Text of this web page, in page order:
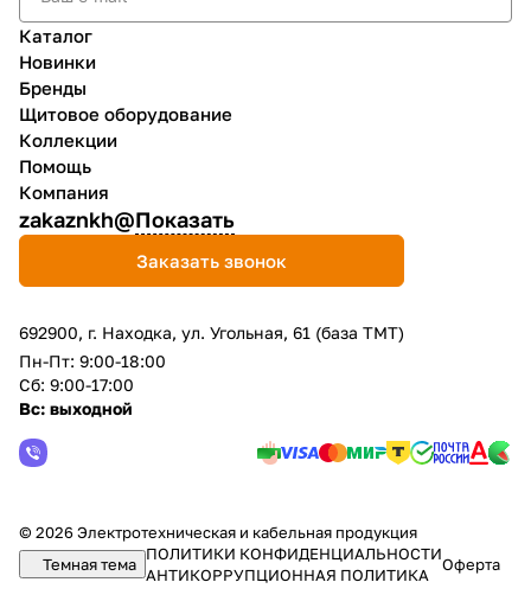
Каталог
Новинки
Бренды
Щитовое оборудование
Коллекции
Помощь
Компания
zakaznkh@Показать
Заказать звонок
692900, г. Находка, ул. Угольная, 61 (база ТМТ)
Пн-Пт: 9:00-18:00
Сб: 9:00-17:00
Вс: выходной
© 2026 Электротехническая и кабельная продукция
Темная тема
ПОЛИТИКИ КОНФИДЕНЦИАЛЬНОСТИ
АНТИКОРРУПЦИОННАЯ ПОЛИТИКА
Оферта